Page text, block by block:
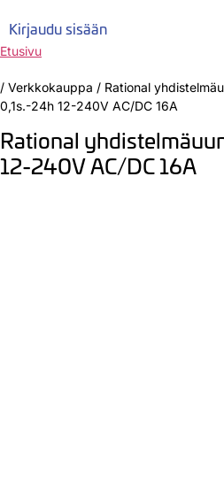
Kirjaudu sisään
Etusivu
/ Verkkokauppa / Rational
0,1s.-24h 12-240V AC/DC 16A
Rational
12-240V AC/DC 16A